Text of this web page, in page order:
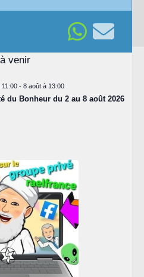
venir
11:00 - 8 août à 13:00
du Bonheur du 2 au 8 août 2026